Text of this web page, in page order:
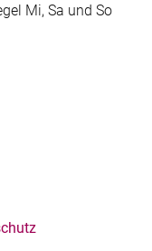
Mi, Sa und So